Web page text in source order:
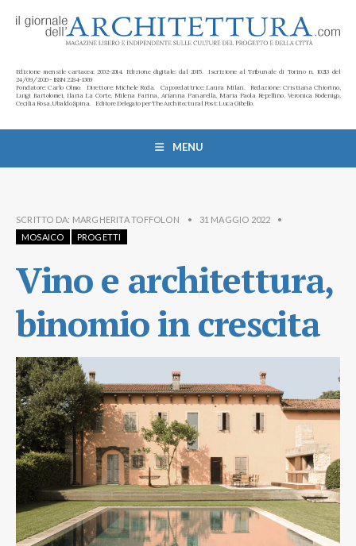
Edizione mensile cartacea: 2002-2014. Edizione digitale: dal 2015. Iscrizione al Tribunale di Torino n. 10213 del
24/09/2020 - ISSN 2284-1369
Fondatore: Carlo Olmo. Direttore: Michele Roda. Caporedattrice: Laura Milan. Redazione: Cristiana Chiorino,
Luigi Bartolomei, Ilaria La Corte, Milena Farina, Arianna Panarella, Maria Paola Repellino, Veronica Rodenigo,
Cecilia Rosa, Ubaldo Spina. Editore Delegato per The Architectural Post: Luca Gibello.
MENU
SCRITTO DA: MARGHERITA TOFFOLON • 31 MAGGIO 2022
•
MOSAICO
PROGETTI
Vino e architettura,
binomio in crescita